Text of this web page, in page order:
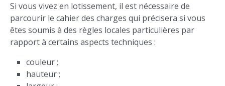
Si vous vivez en lotissement, il est nécessaire de
parcourir le cahier des charges qui précisera si vous
êtes soumis à des règles locales particulières par
rapport à certains aspects techniques :
couleur ;
hauteur ;